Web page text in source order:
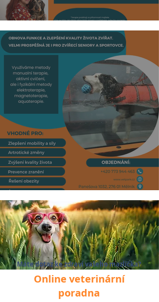
Příklady častých diagnóz
Veterinární rehabilitace
Máte dotaz ke zdraví vašeho mazlíčka?
Online veterinární
poradna